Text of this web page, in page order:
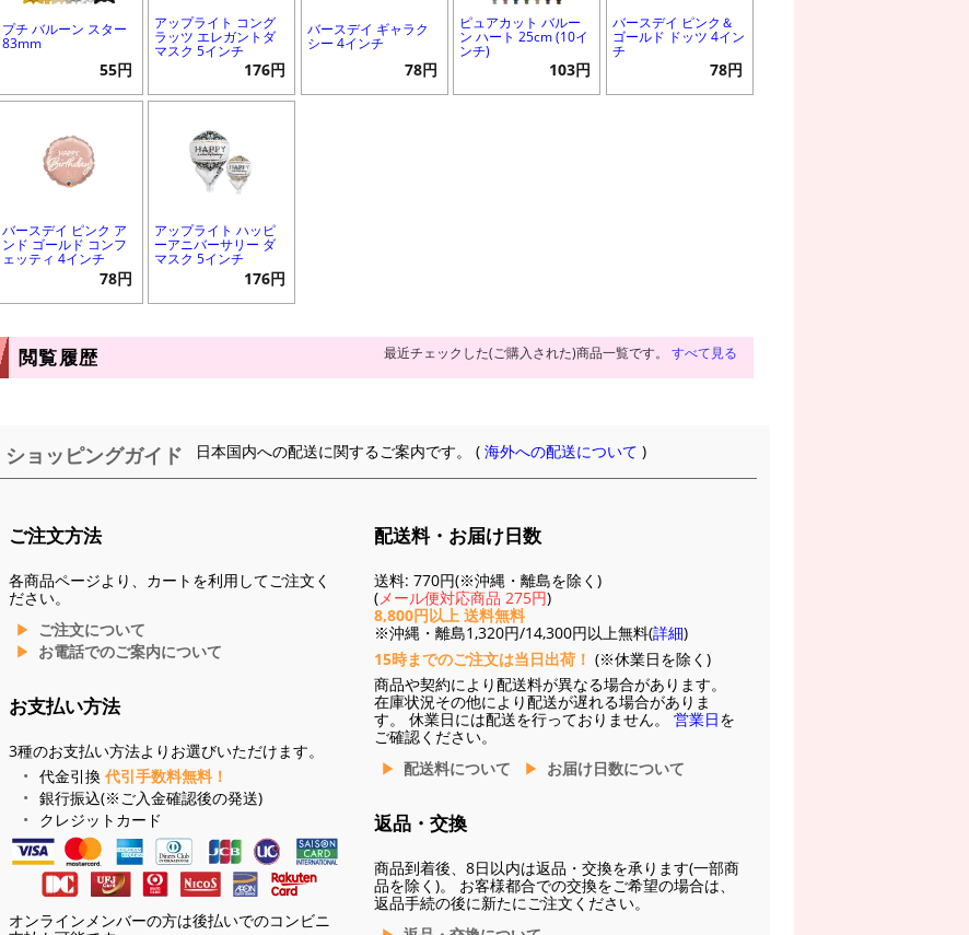
プチ バルーン スター
83mm
55円
アップライト コング
ラッツ エレガントダ
マスク 5インチ
176円
バースデイ ギャラク
シー 4インチ
78円
ピュアカット バルー
ン ハート 25cm (10イ
ンチ)
103円
バースデイ ピンク＆
ゴールド ドッツ 4イン
チ
78円
バースデイ ピンク ア
ンド ゴールド コンフ
ェッティ 4インチ
78円
アップライト ハッピ
ーアニバーサリー ダ
マスク 5インチ
176円
閲覧履歴 最近チェックした(ご購入された)商品一覧です。 すべて見る
ショッピングガイド 日本国内への配送に関するご案内です。 (海外への配送について )
ご注文方法
各商品ページより、カートを利用してご注文く
ださい。
ご注文について
お電話でのご案内について
お支払い方法
3種のお支払い方法よりお選びいただけます。
代金引換 代引手数料無料！
銀行振込(※ご入金確認後の発送)
クレジットカード
オンラインメンバーの方は後払いでのコンビニ
配送料・お届け日数
送料: 770円(※沖縄・離島を除く)
(メール便対応商品 275円)
8,800円以上 送料無料
※沖縄・離島1,320円/14,300円以上無料(詳細)
15時までのご注文は当日出荷！ (※休業日を除く)
商品や契約により配送料が異なる場合があります。
在庫状況その他により配送が遅れる場合がありま
す。 休業日には配送を行っておりません。 営業日を
ご確認ください。
配送料について
お届け日数について
返品・交換
商品到着後、8日以内は返品・交換を承ります(一部商
品を除く)。 お客様都合での交換をご希望の場合は、
返品手続の後に新たにご注文ください。